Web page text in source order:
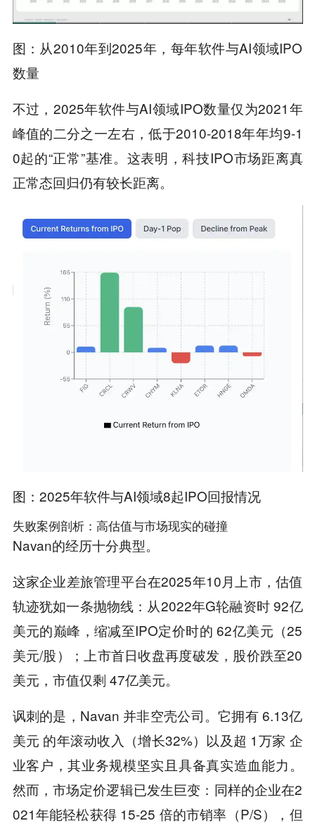
图：从2010年到2025年，每年软件与AI领域IPO
数量
不过，2025年软件与AI领域IPO数量仅为2021年
峰值的二分之一左右，低于2010-2018年年均9-1
0起的“正常”基准。这表明，科技IPO市场距离真
正常态回归仍有较长距离。
图：2025年软件与AI领域8起IPO回报情况
失败案例剖析：高估值与市场现实的碰撞
Navan的经历十分典型。
这家企业差旅管理平台在2025年10月上市，估值
轨迹犹如一条抛物线：从2022年G轮融资时 92亿
美元的巅峰，缩减至IPO定价时的 62亿美元（25
美元/股）；上市首日收盘再度破发，股价跌至20
美元，市值仅剩 47亿美元。
讽刺的是，Navan 并非空壳公司。它拥有 6.13亿
美元 的年滚动收入（增长32%）以及超 1万家 企
业客户，其业务规模坚实且具备真实造血能力。
然而，市场定价逻辑已发生巨变：同样的企业在2
021年能轻松获得 15-25 倍的市销率（P/S），但